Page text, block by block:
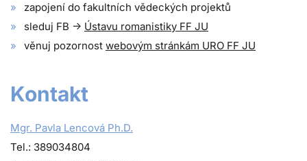
zapojení do fakultních vědeckých projektů
sleduj FB -> Ústavu romanistiky FF JU
věnuj pozornost webovým stránkám URO FF JU
Kontakt
Mgr. Pavla Lencová Ph.D.
Tel.: 389034804